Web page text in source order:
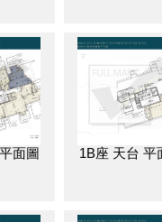
面圖 1B座 天台 平